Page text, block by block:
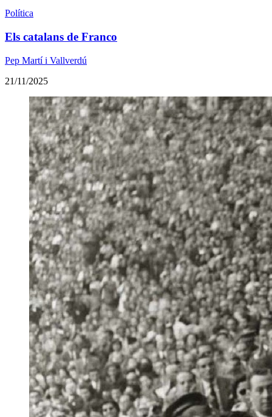
Política
Els catalans de Franco
Pep Martí i Vallverdú
21/11/2025